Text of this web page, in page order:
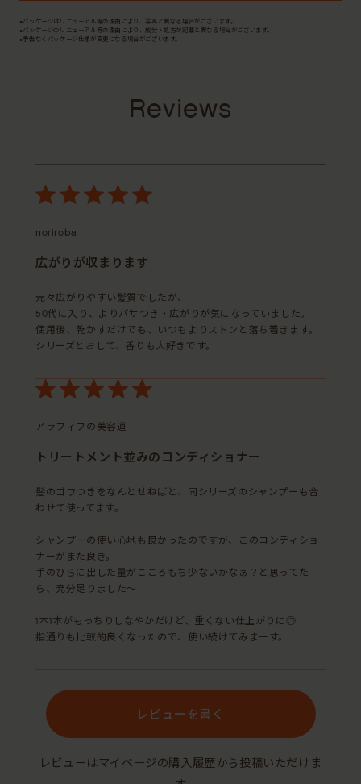
●パッケージはリニューアル等の理由により、写真と異なる場合がございます。
●パッケージのリニューアル等の理由により、成分・処方が記載と異なる場合がございます。
●予告なくパッケージ仕様が変更になる場合がございます。
Reviews
noriroba
広がりが収まります
元々広がりやすい髪質でしたが、
50代に入り、よりパサつき・広がりが気になっていました。
使用後、乾かすだけでも、いつもよりストンと落ち着きます。
シリーズとおして、香りも大好きです。
アラフィフの美容道
トリートメント並みのコンディショナー
髪のゴワつきをなんとせねばと、同シリーズのシャンプーも合
わせて使ってます。
シャンプーの使い心地も良かったのですが、このコンディショ
ナーがまた良き。
手のひらに出した量がこころもち少ないかなぁ？と思ってた
ら、充分足りました〜
1本1本がもっちりしなやかだけど、重くない仕上がりに◎
指通りも比較的良くなったので、使い続けてみまーす。
レビューを書く
レビューはマイページの購入履歴から投稿いただけま